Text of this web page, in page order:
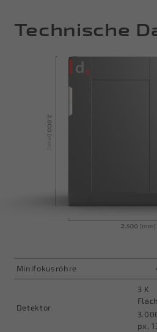
Technische
Minifokusröhre
Detektor
3 K
px,